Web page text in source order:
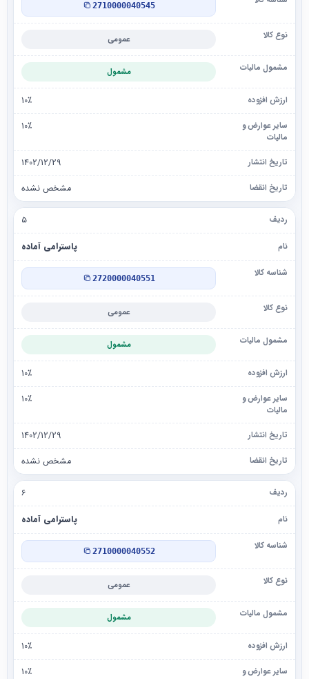
2710000040545
عمومی
مشمول
10٪
10٪
1402/12/29
مشخص نشده
۵
پاسترامی آماده
2720000040551
عمومی
مشمول
10٪
10٪
1402/12/29
مشخص نشده
۶
پاسترامی آماده
2710000040552
عمومی
مشمول
10٪
10٪